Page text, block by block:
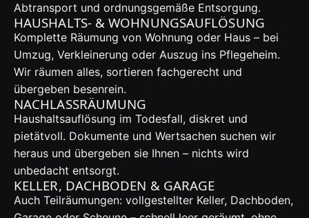
Abtransport und ordnungsgemäße Entsorgung.
HAUSHALTS- & WOHNUNGSAUFLÖSUNG
Komplette Räumung von Wohnung oder Haus – bei
Umzug, Verkleinerung oder Auszug ins Pflegeheim.
Wir räumen alles, sortieren fachgerecht und
übergeben besenrein.
NACHLASSRÄUMUNG
Haushaltsauflösung im Todesfall, diskret und
pietätvoll. Dokumente und Wertsachen suchen wir
heraus und übergeben sie Ihnen – nichts wird
unbedacht entsorgt.
KELLER, DACHBODEN & GARAGE
Auch Teilräumungen: vollgestellter Keller, Dachboden,